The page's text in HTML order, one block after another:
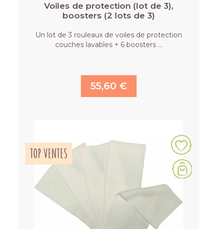
Voiles de protection (lot de 3),
boosters (2 lots de 3)
Un lot de 3 rouleaux de voiles de protection
couches lavables + 6 boosters …
55,60 €
TOP VENTES